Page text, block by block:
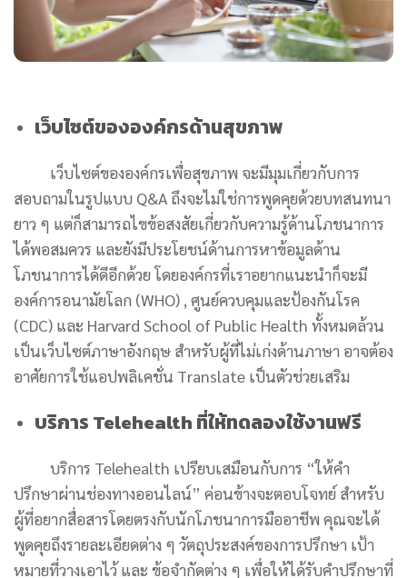
เว็บไซต์ขององค์กรด้านสุขภาพ
เว็บไซต์ขององค์กรเพื่อสุขภาพ จะมีมุมเกี่ยวกับการ
สอบถามในรูปแบบ Q&A ถึงจะไม่ใช่การพูดคุยด้วยบทสนทนา
ยาว ๆ แต่ก็สามารถไขข้อสงสัยเกี่ยวกับความรู้ด้านโภชนาการ
ได้พอสมควร และยังมีประโยชน์ด้านการหาข้อมูลด้าน
โภชนาการได้ดีอีกด้วย โดยองค์กรที่เราอยากแนะนำก็จะมี
องค์การอนามัยโลก (WHO) , ศูนย์ควบคุมและป้องกันโรค
(CDC) และ Harvard School of Public Health ทั้งหมดล้วน
เป็นเว็บไซต์ภาษาอังกฤษ สำหรับผู้ที่ไม่เก่งด้านภาษา อาจต้อง
อาศัยการใช้แอปพลิเคชั่น Translate เป็นตัวช่วยเสริม
บริการ Telehealth ที่ให้ทดลองใช้งานฟรี
บริการ Telehealth เปรียบเสมือนกับการ “ให้คำ
ปรึกษาผ่านช่องทางออนไลน์” ค่อนข้างจะตอบโจทย์ สำหรับ
ผู้ที่อยากสื่อสารโดยตรงกับนักโภชนาการมืออาชีพ คุณจะได้
พูดคุยถึงรายละเอียดต่าง ๆ วัตถุประสงค์ของการปรึกษา เป้า
หมายที่วางเอาไว้ และ ข้อจำกัดต่าง ๆ เพื่อให้ได้รับคำปรึกษาที่